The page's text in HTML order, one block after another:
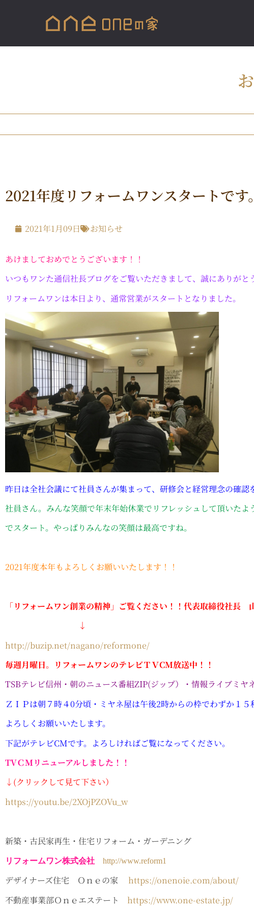
2021年度リフォームワンスタートです
2021年1月09日 お知らせ
あけましておめでとうございます！！
いつもワンた通信社長ブログをご覧いただきまして、誠にありがと
リフォームワンは本日より、通常営業がスタートとなりました。
昨日は全社会議にて社員さんが集まって、研修会と経営理念の確認
社員さん。みんな笑顔で年末年始休業でリフレッシュして頂いたよ
でスタート。やっぱりみんなの笑顔は最高ですね。
2021年度本年もよろしくお願いいたします！！
「リフォームワン創業の精神」ご覧ください！！代表取締役社長
↓
http://buzip.net/nagano/reformone/
毎週月曜日。リフォームワンのテレビＴＶCM放送中！！
TSBテレビ信州・朝のニュース番組ZIP(ジップ）・情報ライブミヤネ
ＺＩＰは朝７時４0分頃・ミヤネ屋は午後2時からの枠でわずか１５
よろしくお願いいたします。
下記がテレビCMです。よろしければご覧になってください。
TVＣＭリニューアルしました！！
↓(クリックして見て下さい）
https://youtu.be/2XOjPZOVu_w
新築・古民家再生・住宅リフォーム・ガーデニング
リフォームワン株式会社 http://www.reform1
デザイナーズ住宅 Ｏｎｅの家 https://onenoie.com/about/
不動産事業部Ｏｎｅエステート https://www.one-estate.jp/